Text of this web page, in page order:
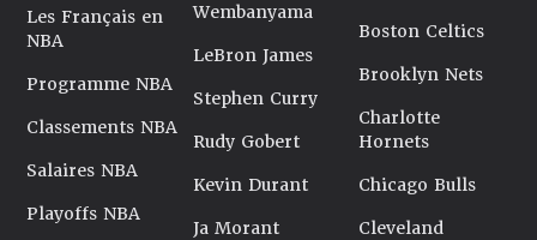
Les Français en
NBA
Programme NBA
Classements NBA
Salaires NBA
Playoffs NBA
Wembanyama
LeBron James
Stephen Curry
Rudy Gobert
Kevin Durant
Ja Morant
Boston Celtics
Brooklyn Nets
Charlotte
Hornets
Chicago Bulls
Cleveland